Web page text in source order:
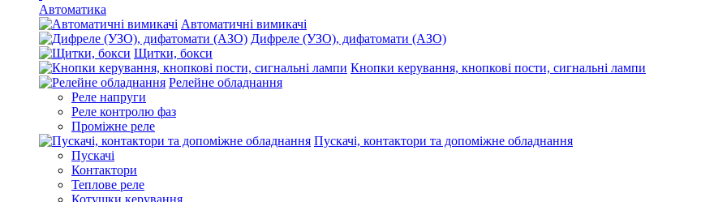
Автоматика
Автоматичні вимикачі
Дифреле (УЗО), дифатомати (АЗО)
Щитки, бокси
Кнопки керування, кнопкові пости, сигнальні лампи
Релейне обладнання
Реле напруги
Реле контролю фаз
Проміжне реле
Пускачі, контактори та допоміжне обладнання
Пускачі
Контактори
Теплове реле
Котушки керування